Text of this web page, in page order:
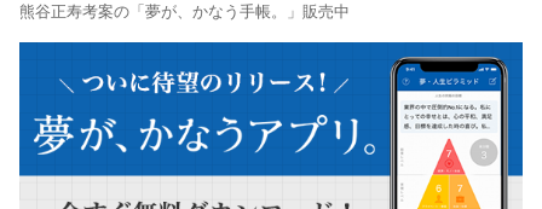
熊谷正寿考案の「夢が、かなう手帳。」販売中